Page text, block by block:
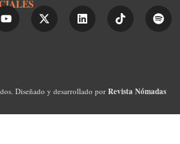
Diseñado y desarrollado por Revista Nómadas